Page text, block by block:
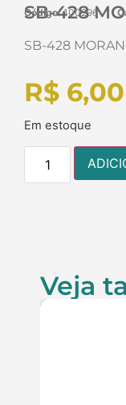
SB-428
Código:100296
SB-428
R$ 6,00
Em estoque
Veja